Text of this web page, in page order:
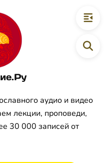
аудио и видео
лекции, проповеди,
30 000 записей от